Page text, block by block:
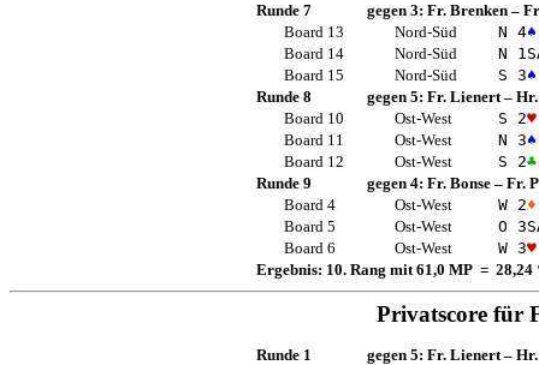
Runde 7
gegen 3: Fr. Brenken –
Board 13
Nord-Süd N 4♠
Board 14
Nord-Süd N 1
Board 15
Nord-Süd S 3♠
Runde 8
gegen 5: Fr. Lienert–
Board 10
Ost-West S 2♥
Board 11
Ost-West N 3♠
Board 12
Ost-West S 2♣
Runde 9
gegen 4: Fr. Bonse – Fr.
Board 4
Ost-West W 2♦
Board 5
Ost-West O 3
Board 6
Ost-West W 3♥
Ergebnis: 10. Rang mit 61,0 MP = 28,24
Privatscore für
Runde 1 gegen 5: Fr. Lienert –